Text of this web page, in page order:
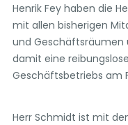
Henrik Fey haben die
mit allen bisherigen
und Geschäftsräumen
damit eine
Geschäftsbetriebs am
Herr Schmidt ist mit